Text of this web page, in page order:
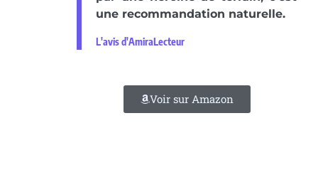
une recommandation naturelle.
L'avis d'AmiraLecteur
Voir sur Amazon